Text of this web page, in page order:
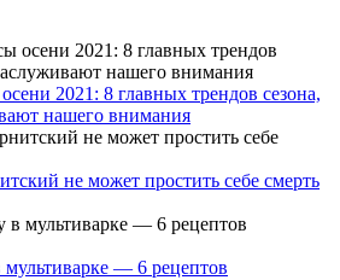
2021: 8 главных трендов сезона,
нашего внимания
не может простить себе смерть
— 6 рецептов